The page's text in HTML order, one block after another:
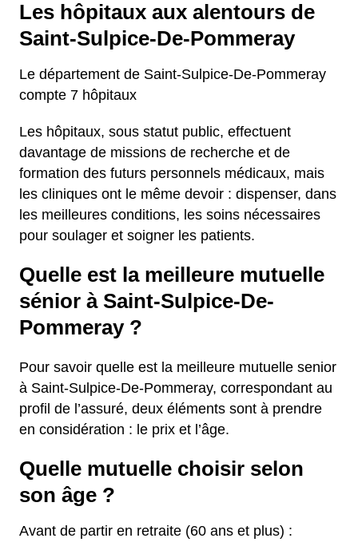
Les hôpitaux aux alentours de
Saint-Sulpice-De-Pommeray
Le département de Saint-Sulpice-De-Pommeray
compte 7 hôpitaux
Les hôpitaux, sous statut public, effectuent
davantage de missions de recherche et de
formation des futurs personnels médicaux, mais
les cliniques ont le même devoir : dispenser, dans
les meilleures conditions, les soins nécessaires
pour soulager et soigner les patients.
Quelle est la meilleure mutuelle
sénior à Saint-Sulpice-De-
Pommeray ?
Pour savoir quelle est la meilleure mutuelle senior
à Saint-Sulpice-De-Pommeray, correspondant au
profil de l’assuré, deux éléments sont à prendre
en considération : le prix et l’âge.
Quelle mutuelle choisir selon
son âge ?
Avant de partir en retraite (60 ans et plus) :